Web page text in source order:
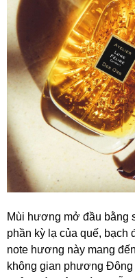
Mùi hương mở đầu bằng
phần kỳ lạ của quế, bạch
note hương này mang
không gian phương